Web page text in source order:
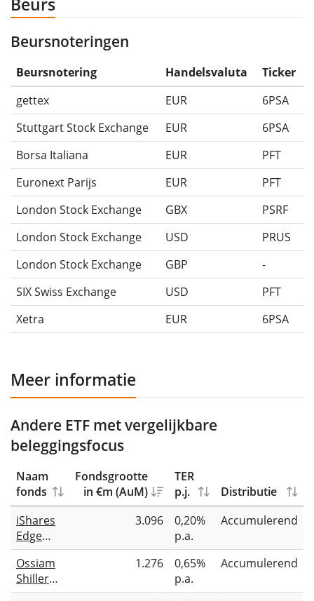
Beursnoteringen
Beursnotering Handelsvaluta
Ticker
gettex
EUR
6PSA
Stuttgart Stock Exchange
EUR
6PSA
Borsa Italiana
EUR
PFT
Euronext Parijs
EUR
PFT
London Stock Exchange
GBX
PSRF
London Stock Exchange
USD
PRUS
London Stock Exchange
GBP
-
SIX Swiss Exchange
USD
PFT
Xetra
EUR 6PSA
Meer informatie
Andere ETF met vergelijkbare
beleggingsfocus
Naam
fonds
Fondsgrootte
in €m (AuM)
TER
p.j.
Distributie
iShares
Edge
MSCI
USA
Value
Factor
3.096
0,20%
p.a.
Accumulerend
Ossiam
Shiller
Barclays
1.276
0,65%
p.a.
Accumulerend